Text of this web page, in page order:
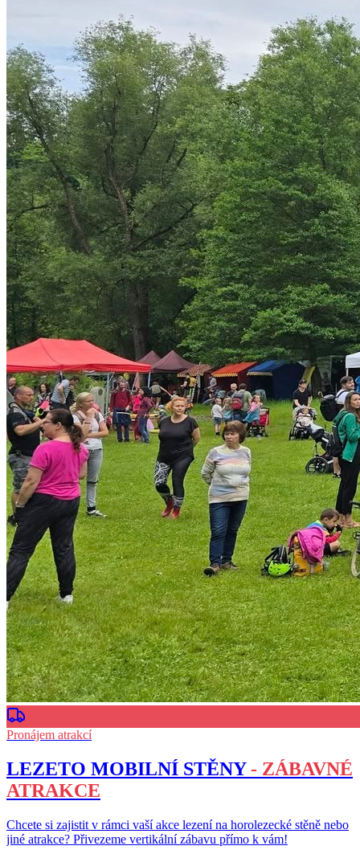
Pronájem atrakcí
LEZETO MOBILNÍ STĚNY - ZÁBAVNÉ
ATRAKCE
Chcete si zajistit v rámci vaší akce lezení na horolezecké stěně nebo
jiné atrakce? Přivezeme vertikální zábavu přímo k vám!